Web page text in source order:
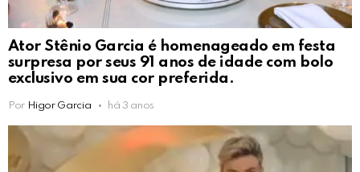
Ator Stênio Garcia é homenageado em festa
surpresa por seus 91 anos de idade com bolo
exclusivo em sua cor preferida.
Por Higor Garcia há 3 anos